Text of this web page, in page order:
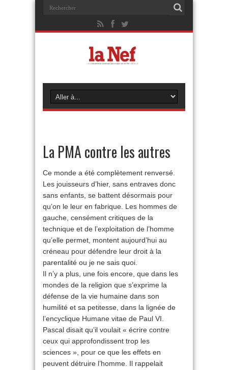
La PMA contre les autres
Ce monde a été complètement renversé.
Les jouisseurs d’hier, sans entraves donc
sans enfants, se battent désormais pour
qu’on le leur en fabrique. Les hommes de
gauche, censément critiques de la
technique et de l’exploitation de l’homme
qu’elle permet, montent aujourd’hui au
créneau pour défendre leur droit à la
parentalité ou je ne sais quoi.
Il n’y a plus, une fois encore, que dans les
mondes de la religion que s’exprime la
défense de la vie humaine dans son
humilité et sa petitesse, dans la lignée de
l’encyclique Humane vitae de Paul VI.
Pascal disait qu’il voulait « écrire contre
ceux qui approfondissent trop les
sciences », pour ce que les effets en
peuvent détruire l’homme. Il rappelait